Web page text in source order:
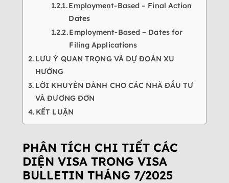
Employment-Based – Final Action
Dates
Employment-Based – Dates for
Filing Applications
LƯU Ý QUAN TRỌNG VÀ DỰ ĐOÁN XU
HƯỚNG
LỜI KHUYÊN DÀNH CHO CÁC NHÀ ĐẦU TƯ
VÀ ĐƯƠNG ĐƠN
KẾT LUẬN
PHÂN TÍCH CHI TIẾT CÁC
DIỆN VISA TRONG VISA
BULLETIN THÁNG 7/2025